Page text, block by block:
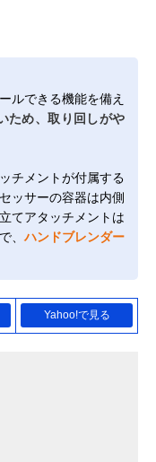
ルできる機能を備え
ため、取り回しがや
チメントが付属する
ッサーの容器は内側
てアタッチメントは
、ハンドブレンダー
Yahoo!で見る